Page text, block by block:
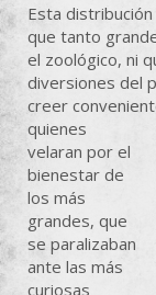
Esta
que tanto
el zoológico, ni
diversiones del
creer
quienes
velaran por el
bienestar de
los más
grandes, que
se paralizaban
ante las más
curiosas